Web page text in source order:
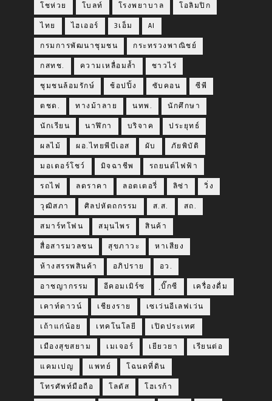
โชห่วย โบลท์ โรงพยาบาล โอลิมปิก
ไทย ไฮเออร์ 3เอ็ม AI
กรมการพัฒนาชุมชน กระทรวงพาณิชย์
กสทช. ความเหลื่อมล้ำ ชาวไร่
ชุมชนล้อมรักษ์ ช้อปปิ้ง ซับคอน ซีพี
ตชด. ทางม้าลาย นทพ. นักศึกษา
นักเรียน นาฬิกา บริจาค ประยุทธ์
ผลไม้ ผอ.ไทยพีบีเอส ผับ ภัยพิบัติ
มอเตอร์โชว์ มิจฉาชีพ รถยนต์ไฟฟ้า
รถไฟ ลดราคา ลอตเตอรี่ ลิซ่า วิ่ง
วุฒิสภา ศิลปหัตถกรรม ส.ส. สถ.
สมาร์ทโฟน สมุนไพร สินค้า
สื่อสารมวลชน สุขภาวะ หาเสียง
ห้างสรรพสินค้า อภิปราย อว.
อาชญากรรม อีคอมเมิร์ซ ฺบิ๊กซี เครื่องดื่ม
เคาท์ดาวน์ เชียงราย เซเว่นอีเลฟเว่น
เถ้าแก่น้อย เทคโนโลยี เปิดประเทศ
เมืองสุขสยาม เมเจอร์ เยียวยา เรียนต่อ
แคมเปญ แพทย์ โฉนดที่ดิน
โทรศัพท์มือถือ โลตัส โฮเรก้า